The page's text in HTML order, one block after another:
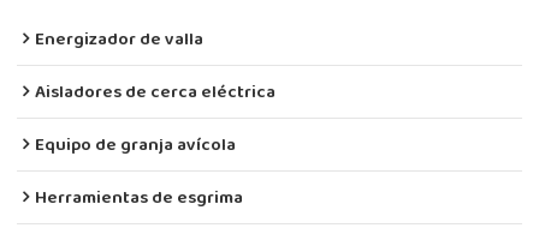
Energizador de valla
Aisladores de cerca eléctrica
Equipo de granja avícola
Herramientas de esgrima